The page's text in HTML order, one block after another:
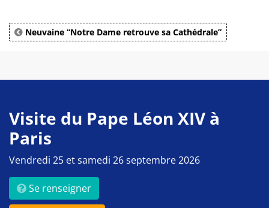
Neuvaine “Notre Dame retrouve sa Cathédrale”
Visite du Pape Léon XIV à
Paris
Vendredi 25 et samedi 26 septembre 2026
Se renseigner